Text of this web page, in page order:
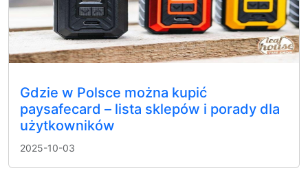
Gdzie w Polsce można kupić
paysafecard – lista sklepów i porady dla
użytkowników
2025-10-03